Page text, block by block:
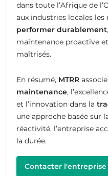
dans toute l’Afrique de
aux industries locales
performer durablement
maintenance proactive
maîtrisés.
En résumé, MTRR
maintenance,
et l’innovation dans la
une approche basée sur
réactivité, l’entreprise
la durée.
Contacter l'entreprise